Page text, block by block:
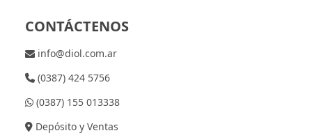
CONTÁCTENOS
info@diol.com.ar
(0387) 424 5756
(0387) 155 013338
Depósito y Ventas